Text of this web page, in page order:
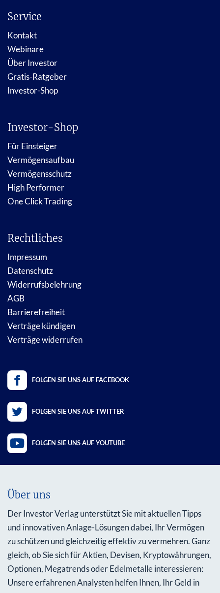
Service
Kontakt
Webinare
Über Investor
Gratis-Ratgeber
Investor-Shop
Investor-Shop
Für Einsteiger
Vermögensaufbau
Vermögensschutz
High Performer
One Click Trading
Rechtliches
Impressum
Datenschutz
Widerrufsbelehrung
AGB
Barrierefreiheit
Verträge kündigen
Verträge widerrufen
FOLGEN SIE UNS AUF FACEBOOK
FOLGEN SIE UNS AUF TWITTER
FOLGEN SIE UNS AUF YOUTUBE
Über uns
Der Investor Verlag unterstützt Sie mit aktuellen Tipps
und innovativen Anlage-Lösungen dabei, Ihr Vermögen
zu schützen und gleichzeitig effektiv zu vermehren. Ganz
gleich, ob Sie sich für Aktien, Devisen, Kryptowährungen,
Optionen, Megatrends oder Edelmetalle interessieren:
Unsere erfahrenen Analysten helfen Ihnen, Ihr Geld in